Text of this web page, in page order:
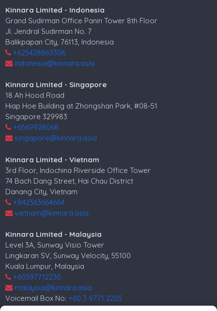
Kinnara Limited - Indonesia
Grand Sudirman Office Panin Tower 8th Floor
Jl. Jendral Sudirman No. 7
Balikpapan City, 76113, Indonesia
+625428863306
indonesia@kinnara.asia
Kinnara Limited - Singapore
18 Ah Hood Road
Hiap Hoe Building at Zhongshan Park, #08-51
Singapore 329983
+6569928068
singapore@kinnara.asia
Kinnara Limited - Vietnam
3rd Floor, Indochina Riverside Office Tower
74 Bach Dang Street, Hai Chau District
Danang City, Vietnam
+842363664664
vietnam@kinnara.asia
Kinnara Limited - Malaysia
Level 3A, Sunway Visio Tower
Lingkaran SV, Sunway Velocity, 55100
Kuala Lumpur, Malaysia
+60397712230
malaysia@kinnara.asia
Voicemail Box No:+60 3 9771 2205